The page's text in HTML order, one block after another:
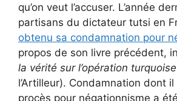
qu’on veut l’accuser. L’année
partisans du dictateur tutsi en
obtenu sa condamnation pour
propos de son livre précédent,
la vérité sur l’opération turquoise
l’Artilleur). Condamnation dont
procès pour négationnisme a